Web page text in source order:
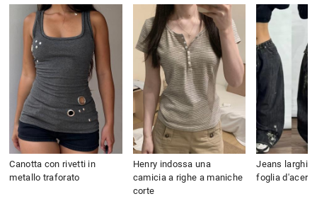
Canotta con rivetti in
metallo traforato
Henry indossa una
camicia a righe a maniche
corte
Jeans larghi
foglia d'acero